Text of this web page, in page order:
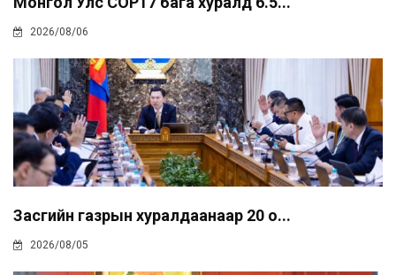
2026/08/06
Засгийн газрын хуралдаанаар 20 о...
2026/08/05